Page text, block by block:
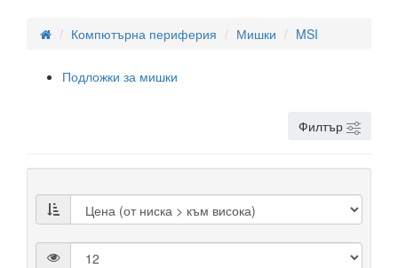
Компютърна периферия Мишки MSI
Подложки за мишки
Филтър